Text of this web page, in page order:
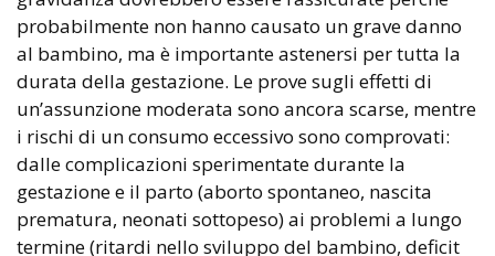
probabilmente non hanno causato un grave danno
al bambino, ma è importante astenersi per tutta la
durata della gestazione. Le prove sugli effetti di
un’assunzione moderata sono ancora scarse, mentre
i rischi di un consumo eccessivo sono comprovati:
dalle complicazioni sperimentate durante la
gestazione e il parto (aborto spontaneo, nascita
prematura, neonati sottopeso) ai problemi a lungo
termine (ritardi nello sviluppo del bambino, deficit